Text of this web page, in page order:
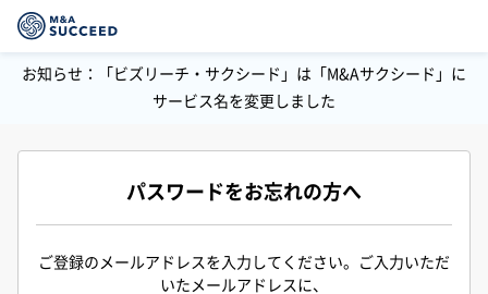
お知らせ：「ビズリーチ・サクシード」は「M&Aサクシード」に
サービス名を変更しました
パスワードをお忘れの方へ
ご登録のメールアドレスを入力してください。ご入力いただ
いたメールアドレスに、